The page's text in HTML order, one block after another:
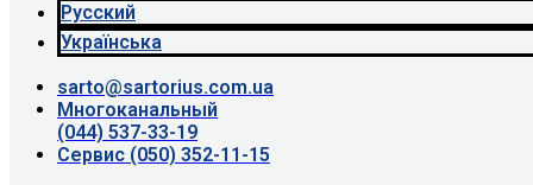
Русский
Українська
sarto@sartorius.com.ua
Многоканальный
(044) 537-33-19
Сервис (050) 352-11-15